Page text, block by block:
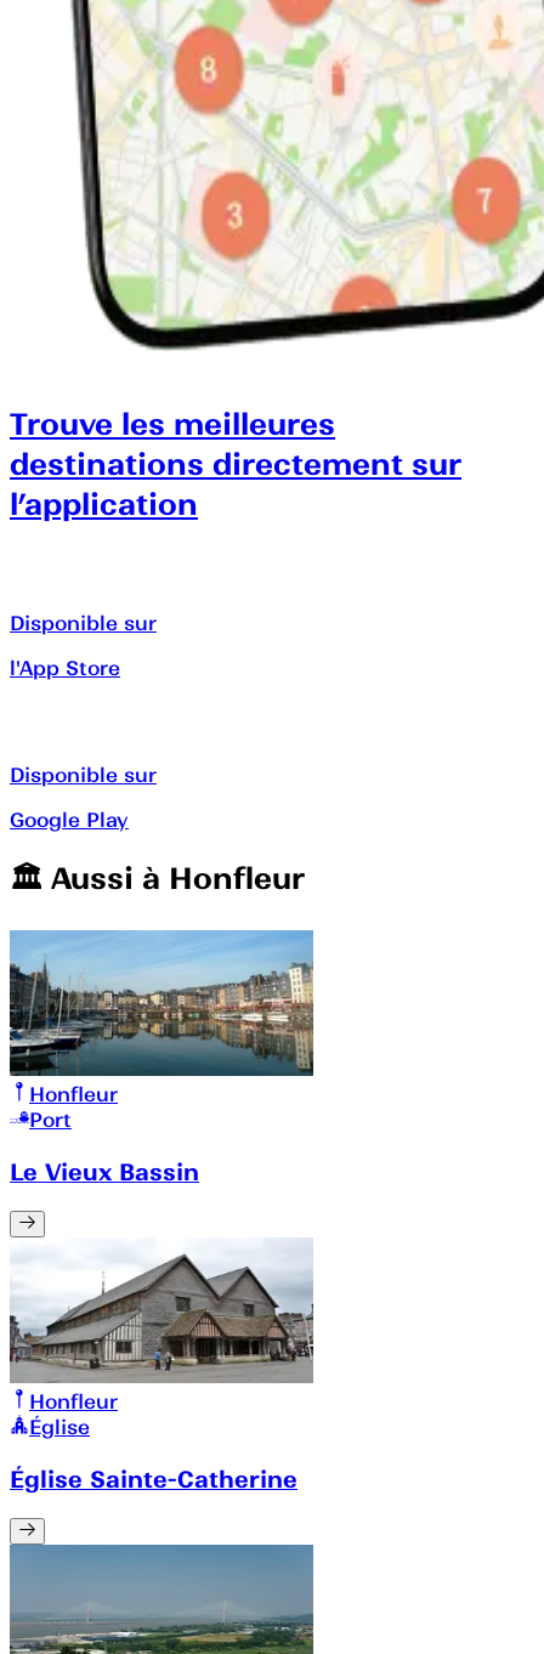
Trouve les meilleures
destinations directement sur
l’application
Disponible sur
l'App Store
Disponible sur
Google Play
🏛️️ Aussi à Honfleur
Honfleur
Port
Le Vieux Bassin
Honfleur
Église
Église Sainte-Catherine